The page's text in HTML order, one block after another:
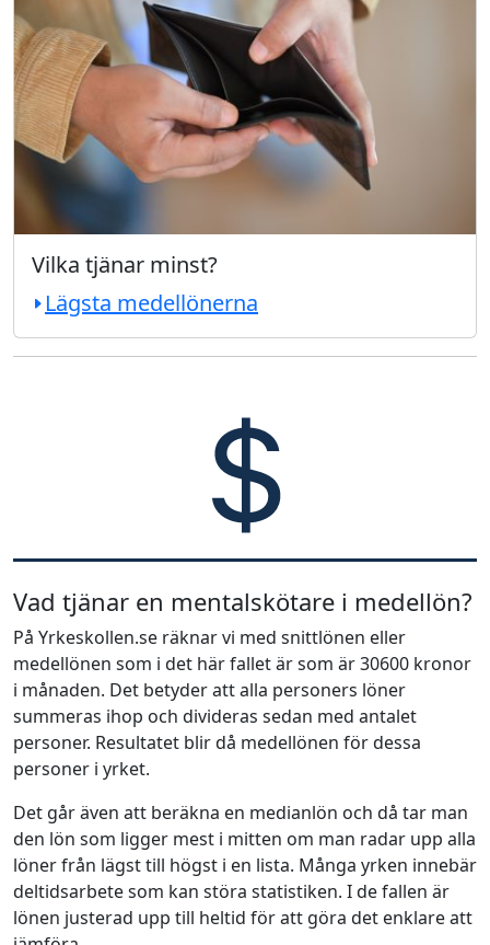
Vilka tjänar minst?
Lägsta medellönerna
Vad tjänar en mentalskötare i medellön?
På Yrkeskollen.se räknar vi med snittlönen eller
medellönen som i det här fallet är som är 30600 kronor
i månaden. Det betyder att alla personers löner
summeras ihop och divideras sedan med antalet
personer. Resultatet blir då medellönen för dessa
personer i yrket.
Det går även att beräkna en medianlön och då tar man
den lön som ligger mest i mitten om man radar upp alla
löner från lägst till högst i en lista. Många yrken innebär
deltidsarbete som kan störa statistiken. I de fallen är
lönen justerad upp till heltid för att göra det enklare att